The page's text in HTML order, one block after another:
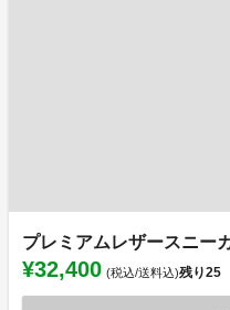
プレミアムレザースニー
¥32,400 (税込/送料込)残り25